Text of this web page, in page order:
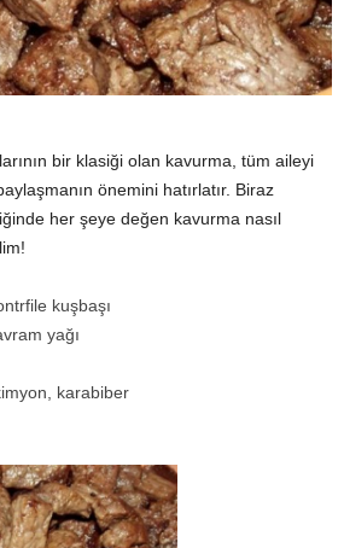
bir klasiği olan kavurma, tüm aileyi
önemini hatırlatır. Biraz
her şeye değen kavurma nasıl
kuşbaşı
yağı
karabiber